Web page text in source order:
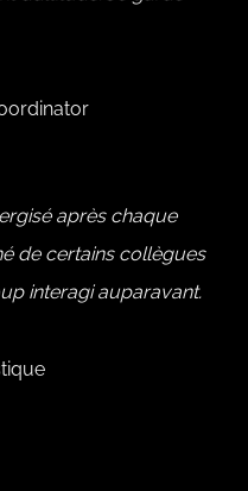
après chaque
de certains collègues
interagi auparavant.